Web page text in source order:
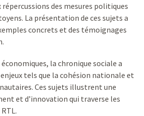
répercussions des mesures politiques
La présentation de ces sujets a
concrets et des témoignages
la chronique sociale a
tels que la cohésion nationale et
Ces sujets illustrent une
et d’innovation qui traverse les